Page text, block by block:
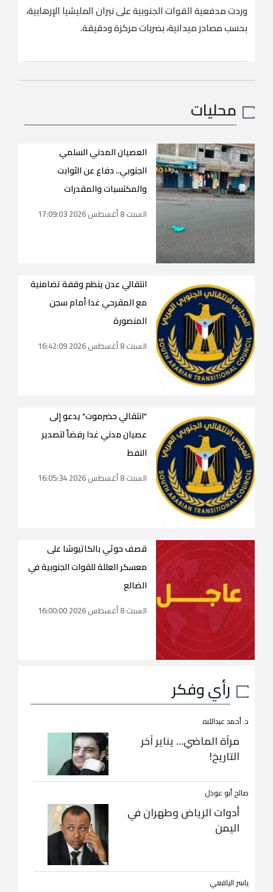
وردت مدفعية القوات الجنوبية على نيران المليشيا الإرهابية،
بحسب مصادر ميدانية، بضربات مركزة ودقيقة.
محليات
العصيان المدني السلمي
الجنوبي.. دفاع عن الثوابت
والمكتسبات والمقدرات
السبت 8 أغسطس 2026 17:09:03
انتقالي عدن ينظم وقفة تضامنية
مع المقرحي غدا أمام سجن
المنصورة
السبت 8 أغسطس 2026 16:42:09
"انتقالي حضرموت" يدعو إلى
عصيان مدني غدا رفضاً لتصدير
النفط
السبت 8 أغسطس 2026 16:05:34
قصف حوثي بالكاتيوشا على
معسكر العللة للقوات الجنوبية في
الضالع
السبت 8 أغسطس 2026 16:00:00
رأي وفكر
د. أحمد عبداللاه
مرآة الماضي… يناير آخر
التاريخ!
صالح أبو عوذل
أدوات الرياض وطهران في
اليمن
ياسر اليافعي